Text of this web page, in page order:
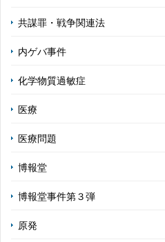
共謀罪・戦争関連法
内ゲバ事件
化学物質過敏症
医療
医療問題
博報堂
博報堂事件第３弾
原発